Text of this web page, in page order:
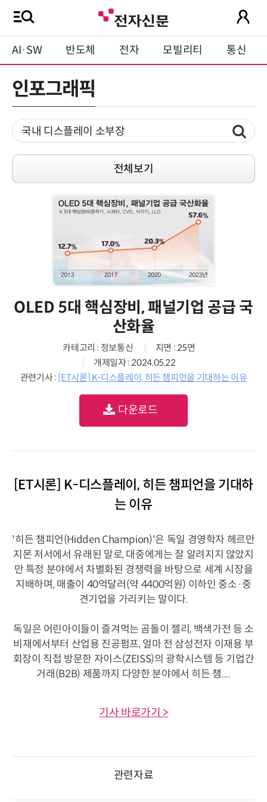
AI·SW 반도체 전자 모빌리티 통신
인포그래픽
전체보기
OLED 5대 핵심장비, 패널기업 공급 국
산화율
카테고리 : 정보통신
지면 : 25면
개제일자 : 2024.05.22
관련기사 : [ET시론] K-디스플레이, 히든 챔피언을 기대하는 이유
다운로드
[ET시론] K-디스플레이, 히든 챔피언을 기대하
는 이유
'히든 챔피언(Hidden Champion)'은 독일 경영학자 헤르만
지몬 저서에서 유래된 말로, 대중에게는 잘 알려지지 않았지
만 특정 분야에서 차별화된 경쟁력을 바탕으로 세계 시장을
지배하며, 매출이 40억달러(약 4400억원) 이하인 중소·중
견기업을 가리키는 말이다.
독일은 어린아이들이 즐겨먹는 곰돌이 젤리, 백색가전 등 소
비재에서부터 산업용 진공펌프, 얼마 전 삼성전자 이재용 부
회장이 직접 방문한 자이스(ZEISS)의 광학시스템 등 기업간
거래(B2B) 제품까지 다양한 분야에서 히든 챔....
기사 바로가기 >
관련자료